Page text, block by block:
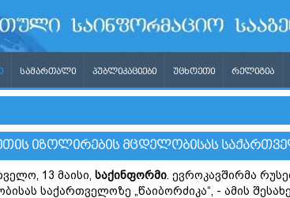
ᲡᲐᲛᲐᲠᲗᲐᲚᲘ ᲞᲣᲑᲚᲘᲙᲐᲪᲘᲔᲑᲘ ᲣᲪᲮᲝᲔᲗᲘ ᲠᲔᲚᲘᲒᲘᲐ
ᲘᲖᲝᲚᲘᲠᲔᲑᲘᲡ ᲛᲪᲓᲔᲚᲝᲑᲘᲡᲐᲡ
13 მაისი, საქინფორმი. ევროკავშირმა
საქართველოზე „წაიბორძიკა“, - ამის